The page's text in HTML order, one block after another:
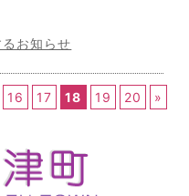
お知らせ
16 17 18 19 20 »